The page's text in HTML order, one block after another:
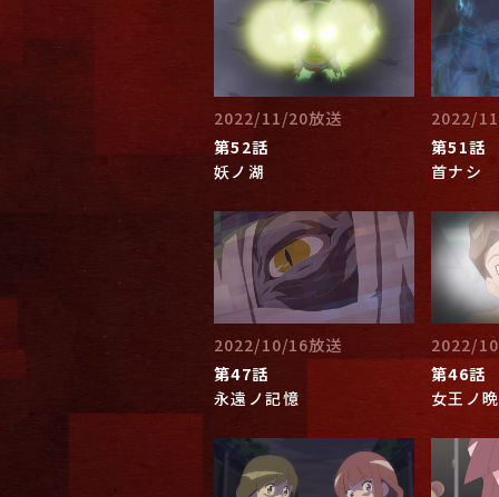
2022/11/20放送
第52話
妖ノ湖
2022/
第51話
首ナシ
2022/10/16放送
第47話
永遠ノ記憶
2022/
第46話
女王ノ